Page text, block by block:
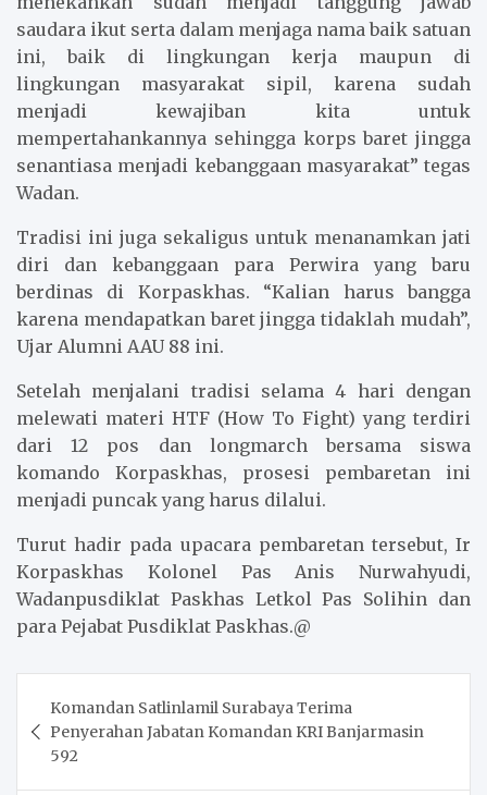
saudara ikut serta dalam menjaga nama baik satuan
ini, baik di lingkungan kerja maupun di
lingkungan masyarakat sipil, karena sudah
menjadi kewajiban kita untuk
mempertahankannya sehingga korps baret jingga
senantiasa menjadi kebanggaan masyarakat” tegas
Wadan.
Tradisi ini juga sekaligus untuk menanamkan jati
diri dan kebanggaan para Perwira yang baru
berdinas di Korpaskhas. “Kalian harus bangga
karena mendapatkan baret jingga tidaklah mudah”,
Ujar Alumni AAU 88 ini.
Setelah menjalani tradisi selama 4 hari dengan
melewati materi HTF (How To Fight) yang terdiri
dari 12 pos dan longmarch bersama siswa
komando Korpaskhas, prosesi pembaretan ini
menjadi puncak yang harus dilalui.
Turut hadir pada upacara pembaretan tersebut, Ir
Korpaskhas Kolonel Pas Anis Nurwahyudi,
Wadanpusdiklat Paskhas Letkol Pas Solihin dan
para Pejabat Pusdiklat Paskhas.@
navigation
Komandan Satlinlamil Surabaya Terima
Penyerahan Jabatan Komandan KRI Banjarmasin
592